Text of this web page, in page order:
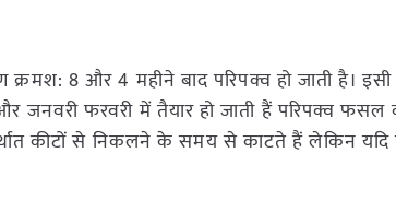
8 और 4 महीने बाद परिपक्व हो जाती है।
फरवरी में तैयार हो जाती हैं परिपक्व फसल
कीटों से निकलने के समय से काटते हैं लेकिन